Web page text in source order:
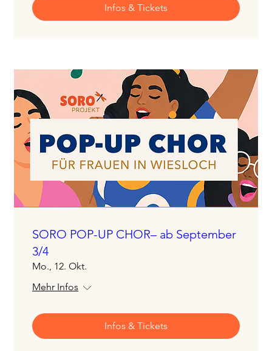
Infos & Tickets
SORO POP-UP CHOR– ab September
3/4
Mo., 12. Okt.
Mehr Infos
Infos & Tickets